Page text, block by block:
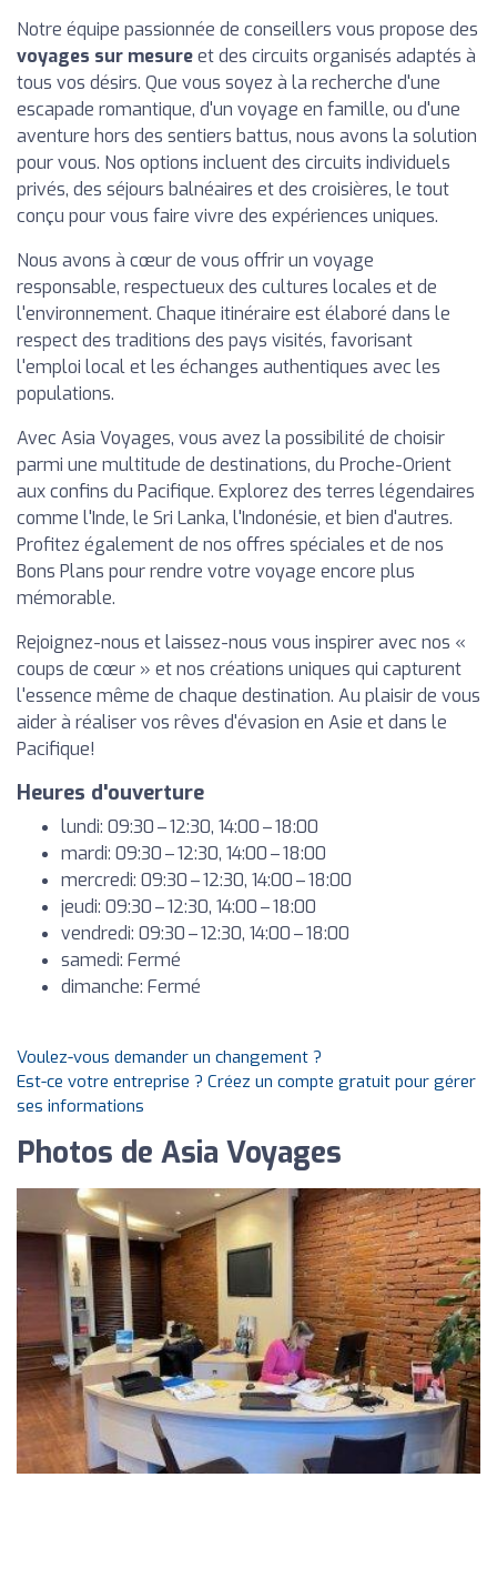
Notre équipe passionnée de conseillers vous propose des
voyages sur mesureet des circuits organisés adaptés à
tous vos désirs. Que vous soyez à la recherche d'une
escapade romantique, d'un voyage en famille, ou d'une
aventure hors des sentiers battus, nous avons la solution
pour vous. Nos options incluent des circuits individuels
privés, des séjours balnéaires et des croisières, le tout
conçu pour vous faire vivre des expériences uniques.
Nous avons à cœur de vous offrir un voyage
responsable, respectueux des cultures locales et de
l'environnement. Chaque itinéraire est élaboré dans le
respect des traditions des pays visités, favorisant
l'emploi local et les échanges authentiques avec les
populations.
Avec Asia Voyages, vous avez la possibilité de choisir
parmi une multitude de destinations, du Proche-Orient
aux confins du Pacifique. Explorez des terres légendaires
comme l'Inde, le Sri Lanka, l'Indonésie, et bien d'autres.
Profitez également de nos offres spéciales et de nos
Bons Plans pour rendre votre voyage encore plus
mémorable.
Rejoignez-nous et laissez-nous vous inspirer avec nos «
coups de cœur » et nos créations uniques qui capturent
l'essence même de chaque destination. Au plaisir de vous
aider à réaliser vos rêves d'évasion en Asie et dans le
Pacifique!
Heures d'ouverture
lundi: 09:30 – 12:30, 14:00 – 18:00
mardi: 09:30 – 12:30, 14:00 – 18:00
mercredi: 09:30 – 12:30, 14:00 – 18:00
jeudi: 09:30 – 12:30, 14:00 – 18:00
vendredi: 09:30 – 12:30, 14:00 – 18:00
samedi: Fermé
dimanche: Fermé
Voulez-vous demander un changement ?
Est-ce votre entreprise ? Créez un compte gratuit pour gérer
ses informations
Photos de Asia Voyages